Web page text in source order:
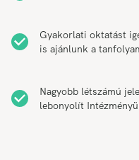
Gyakorlati oktatást
is ajánlunk a
Nagyobb létszámú
lebonyolít